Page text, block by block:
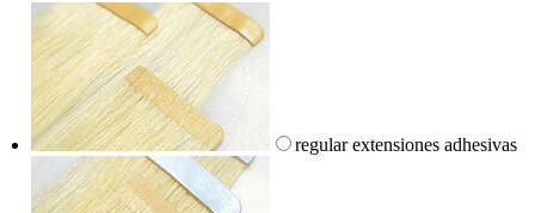
regular extensiones adhesivas